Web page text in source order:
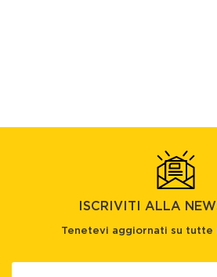
ISCRIVITI ALLA
Tenetevi aggiornati su tutte